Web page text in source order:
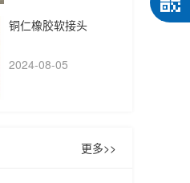
铜仁橡胶软接头
2024-08-05
更多>>